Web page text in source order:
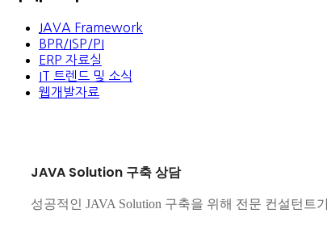
JAVA Framework
BPR/ISP/PI
ERP 자료실
IT 트렌드 및 소식
웹개발자료
JAVA Solution 구축 상담
성공적인 JAVA Solution 구축을 위해 전문 컨설턴트